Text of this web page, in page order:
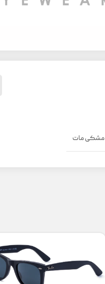
مشکی مات